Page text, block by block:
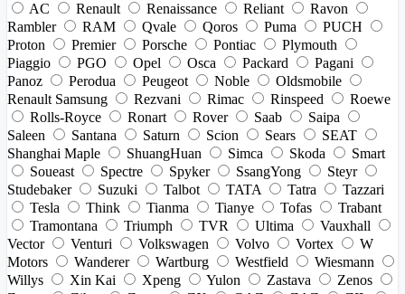
AC
Renault Renaissance Reliant
Ravon
Rambler
RAM Qvale Qoros Puma
PUCH
Proton
Premier Porsche Pontiac
Plymouth
Piaggio
PGO Opel Osca Packard
Pagani
Panoz
Perodua Peugeot Noble
Oldsmobile
Renault Samsung
Rezvani Rimac Rinspeed
Roewe
Rolls-Royce
Ronart Rover Saab
Saipa
Saleen
Santana Saturn Scion Sears
SEAT
Shanghai Maple
ShuangHuan Simca Skoda
Smart
Soueast
Spectre Spyker SsangYong
Steyr
Studebaker
Suzuki Talbot TATA Tatra
Tazzari
Tesla
Think Tianma Tianye Tofas
Trabant
Tramontana
Triumph TVR Ultima
Vauxhall
Vector
Venturi Volkswagen Volvo Vortex
W
Motors
Wanderer Wartburg Westfield
Wiesmann
Willys
Xin Kai Xpeng Yulon Zastava
Zenos